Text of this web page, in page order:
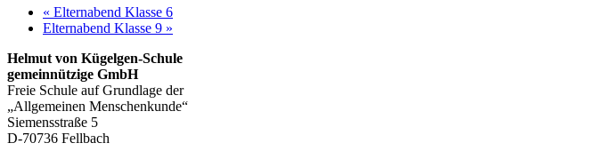
« Elternabend Klasse 6
Elternabend Klasse 9 »
Helmut von Kügelgen-Schule
gemeinnützige GmbH
Freie Schule auf Grundlage der
„Allgemeinen Menschenkunde“
Siemensstraße 5
D-70736 Fellbach